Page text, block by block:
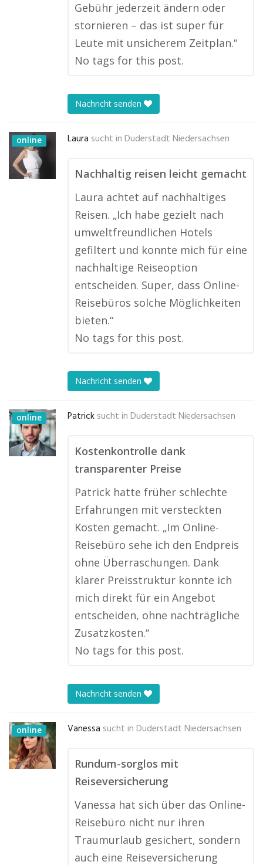
Gebühr jederzeit ändern oder
stornieren – das ist super für
Leute mit unsicherem Zeitplan.“
No tags for this post.
Nachricht senden
online Laura sucht in Duderstadt Niedersachsen
Nachhaltig reisen leicht gemacht
Laura achtet auf nachhaltiges
Reisen. „Ich habe gezielt nach
umweltfreundlichen Hotels
gefiltert und konnte mich für eine
nachhaltige Reiseoption
entscheiden. Super, dass Online-
Reisebüros solche Möglichkeiten
bieten.“
No tags for this post.
Nachricht senden
online Patrick sucht in Duderstadt Niedersachsen
Kostenkontrolle dank
transparenter Preise
Patrick hatte früher schlechte
Erfahrungen mit versteckten
Kosten gemacht. „Im Online-
Reisebüro sehe ich den Endpreis
ohne Überraschungen. Dank
klarer Preisstruktur konnte ich
mich direkt für ein Angebot
entscheiden, ohne nachträgliche
Zusatzkosten.“
No tags for this post.
Nachricht senden
online Vanessa sucht in Duderstadt Niedersachsen
Rundum-sorglos mit
Reiseversicherung
Vanessa hat sich über das Online-
Reisebüro nicht nur ihren
Traumurlaub gesichert, sondern
auch eine Reiseversicherung